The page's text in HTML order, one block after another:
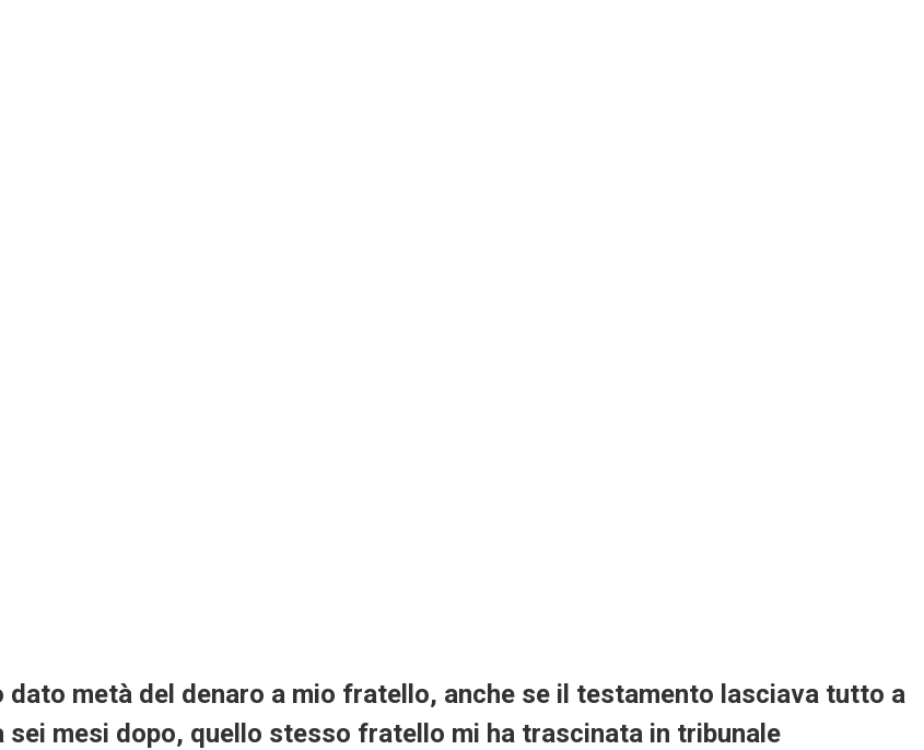
dato metà del denaro a mio fratello, anche se il testamento lasciava tutto a
mesi dopo, quello stesso fratello mi ha trascinata in tribunale